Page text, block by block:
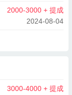
2000-3000 + 提成
2024-08-04
3000-4000 + 提成